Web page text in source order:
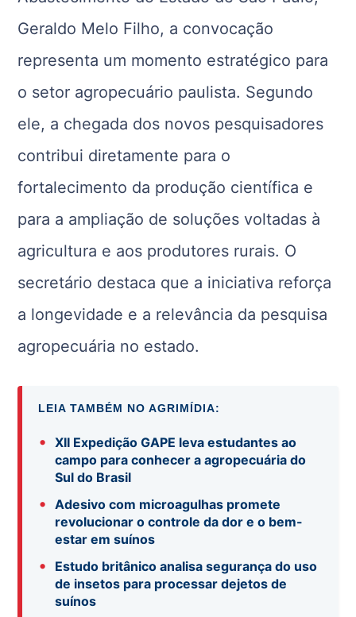
Geraldo Melo Filho, a convocação
representa um momento estratégico para
o setor agropecuário paulista. Segundo
ele, a chegada dos novos pesquisadores
contribui diretamente para o
fortalecimento da produção científica e
para a ampliação de soluções voltadas à
agricultura e aos produtores rurais. O
secretário destaca que a iniciativa reforça
a longevidade e a relevância da pesquisa
agropecuária no estado.
LEIA TAMBÉM NO AGRIMÍDIA:
•
XII Expedição GAPE leva estudantes ao
campo para conhecer a agropecuária do
Sul do Brasil
•
Adesivo com microagulhas promete
revolucionar o controle da dor e o bem-
estar em suínos
•
Estudo britânico analisa segurança do uso
de insetos para processar dejetos de
suínos